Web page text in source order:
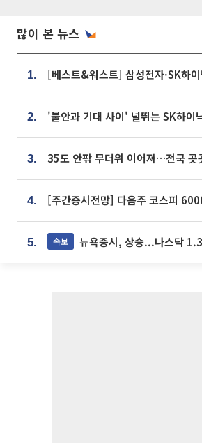
많이 본 뉴스
1.
2.
3.
4.
5. 속보 뉴욕증시, 상승...나스닥